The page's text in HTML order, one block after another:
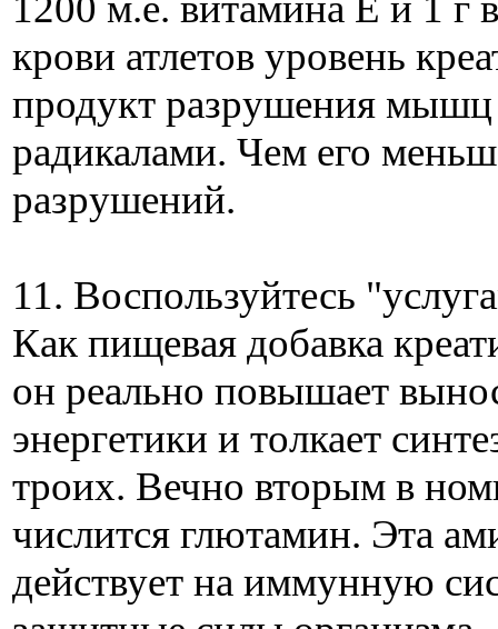
крови атлетов уровень
продукт разрушения
радикалами. Чем его
разрушений.
11. Воспользуйтесь
Как пищевая добавка
он реально повышает
энергетики и толкает
троих. Вечно вторым в
числится глютамин. Эта
действует на иммунную